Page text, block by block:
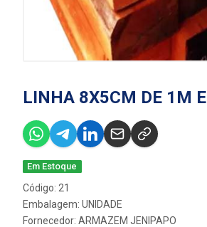
LINHA 8X5CM DE 1M
Em Estoque
Código: 21
Embalagem: UNIDADE
Fornecedor: ARMAZEM JENIPAPO